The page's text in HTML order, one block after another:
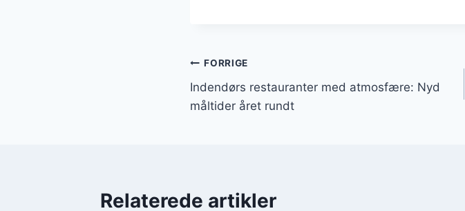
Indlægsnavigation
FORRIGE
Indendørs restauranter med atmosfære: Nyd
måltider året rundt
Relaterede artikler